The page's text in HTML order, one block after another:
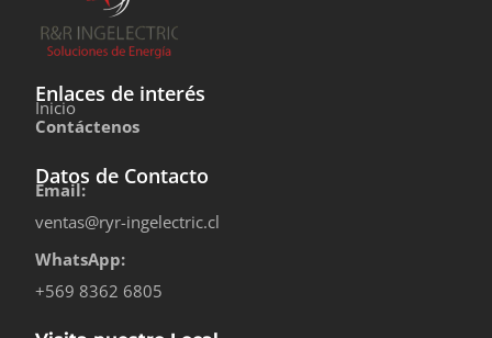
Enlaces de interés
Inicio
Contáctenos
Datos de Contacto
Email:
ventas@ryr-ingelectric.cl
WhatsApp:
+569 8362 6805